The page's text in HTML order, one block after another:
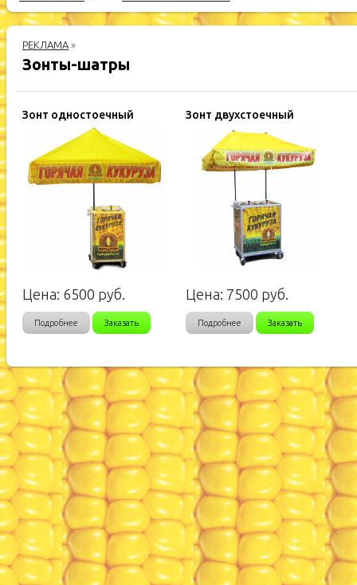
РЕКЛАМА »
Зонты-шатры
Зонт одностоечный
Цена: 6500 руб.
Подробнее Заказать
Зонт двухстоечный
Цена: 7500 руб.
Подробнее Заказать